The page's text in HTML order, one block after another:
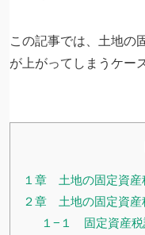
この記事では、土地の
が上がってしまうケー
１章 土地の固定資産
２章 土地の固定資産
１−１ 固定資産税